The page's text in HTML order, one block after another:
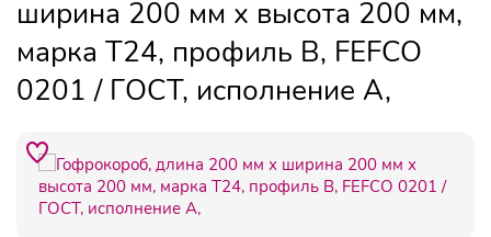
ширина 200 мм х высота 200 мм,
марка Т24, профиль В, FEFCO
0201 / ГОСТ, исполнение А,